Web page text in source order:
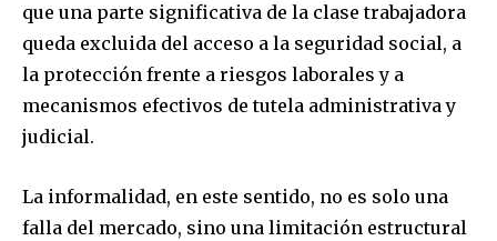
que una parte significativa de la clase trabajadora
queda excluida del acceso a la seguridad social, a
la protección frente a riesgos laborales y a
mecanismos efectivos de tutela administrativa y
judicial.
La informalidad, en este sentido, no es solo una
falla del mercado, sino una limitación estructural